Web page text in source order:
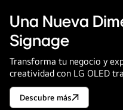
Una Nueva
Signage
Transforma tu negocio y
creatividad con LG OLED
Una
Descubre más